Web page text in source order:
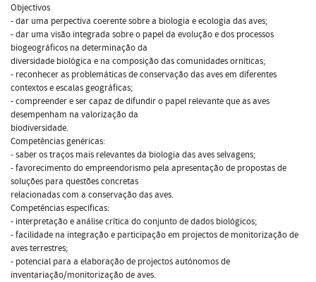
Objectivos
- dar uma perpectiva coerente sobre a biologia e ecologia das aves;
- dar uma visão integrada sobre o papel da evolução e dos processos
biogeográficos na determinação da
diversidade biológica e na composição das comunidades orníticas;
- reconhecer as problemáticas de conservação das aves em diferentes
contextos e escalas geográficas;
- compreender e ser capaz de difundir o papel relevante que as aves
desempenham na valorização da
biodiversidade.
Competências genéricas:
- saber os traços mais relevantes da biologia das aves selvagens;
- favorecimento do empreendorismo pela apresentação de propostas de
soluções para questões concretas
relacionadas com a conservação das aves.
Competências específicas:
- interpretação e análise crítica do conjunto de dados biológicos;
- facilidade na integração e participação em projectos de monitorização de
aves terrestres;
- potencial para a elaboração de projectos autónomos de
inventariação/monitorização de aves.